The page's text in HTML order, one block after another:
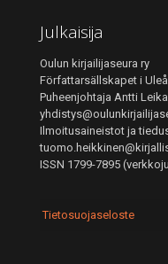
Julkaisija
Oulun kirjailijaseura ry
Författarsällskapet i
Puheenjohtaja Antti
Ilmoitusaineistot ja
ISSN 1799-7895
Tietosuojaseloste